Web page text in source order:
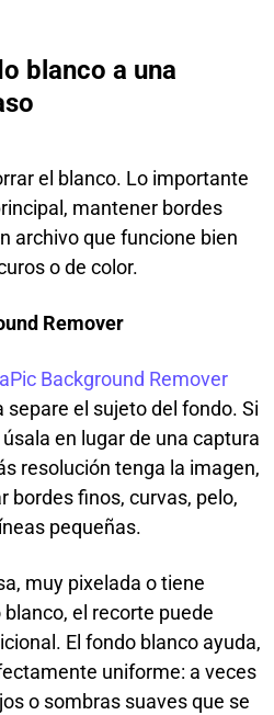
blanco a una
el blanco. Lo importante
mantener bordes
archivo que funcione bien
o de color.
Remover
Background Remover
el sujeto del fondo. Si
en lugar de una captura
resolución tenga la imagen,
bordes finos, curvas, pelo,
pequeñas.
muy pixelada o tiene
el recorte puede
El fondo blanco ayuda,
uniforme: a veces
o sombras suaves que se